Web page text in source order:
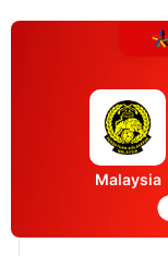
Malaysia